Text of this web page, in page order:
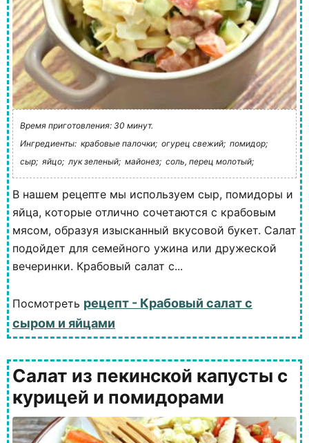
Время приготовления: 30 минут.
Ингредиенты: крабовые палочки; огурец свежий; помидор;
сыр; яйцо; лук зеленый; майонез; соль, перец молотый;
В нашем рецепте мы используем сыр, помидоры и
яйца, которые отлично сочетаются с крабовым
мясом, образуя изысканный вкусовой букет. Салат
подойдет для семейного ужина или дружеской
вечеринки. Крабовый салат с...
Посмотреть рецепт - Крабовый салат с
сыром и яйцами
Салат из пекинской капусты с
курицей и помидорами